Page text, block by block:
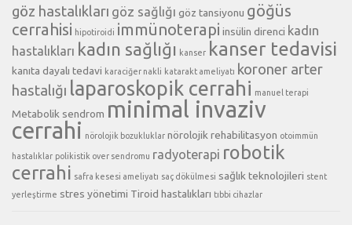
göz hastalıkları göz sağlığı göz tansiyonu göğüs
cerrahisi hipotiroidi immünoterapi insülin direnci kadın
hastalıkları kadın sağlığı kanser kanser tedavisi
kanıta dayalı tedavi karaciğer nakli katarakt ameliyatı koroner arter
hastalığı laparoskopik cerrahi manuel terapi
Metabolik sendrom minimal invaziv
cerrahi nörolojik bozukluklar nörolojik rehabilitasyon otoimmün
hastalıklar polikistik over sendromu radyoterapi robotik
cerrahi safra kesesi ameliyatı saç dökülmesi sağlık teknolojileri stent
yerleştirme stres yönetimi Tiroid hastalıkları tıbbi cihazlar